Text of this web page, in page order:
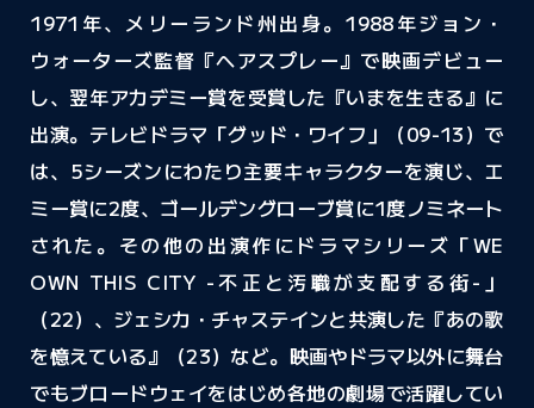
1971年、メリーランド州出身。1988年ジョン・
ウォーターズ監督『ヘアスプレー』で映画デビュー
し、翌年アカデミー賞を受賞した『いまを生きる』に
出演。テレビドラマ「グッド・ワイフ」（09-13）で
は、5シーズンにわたり主要キャラクターを演じ、エ
ミー賞に2度、ゴールデングローブ賞に1度ノミネート
された。 その他の出演作にドラマシリーズ「WE
OWN THIS CITY -不正と汚職が支配する街-」
（22）、ジェシカ・チャステインと共演した『あの歌
を憶えている』（23）など。映画やドラマ以外に舞台
でもブロードウェイをはじめ各地の劇場で活躍してい